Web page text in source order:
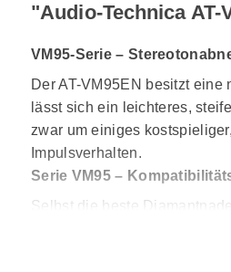
"Audio-Technica AT-
VM95-Serie –
Der AT-VM95EN besitzt
lässt sich ein leichteres,
zwar um einiges
Impulsverhalten.
Serie VM95 –
Selbst die beste
Aus diesem Grund haben